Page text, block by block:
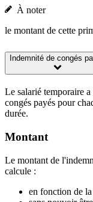
À noter
le montant de cette
Indemnité de congés
Le salarié temporaire
congés payés pour
durée.
Montant
Le montant de
calcule :
en fonction de